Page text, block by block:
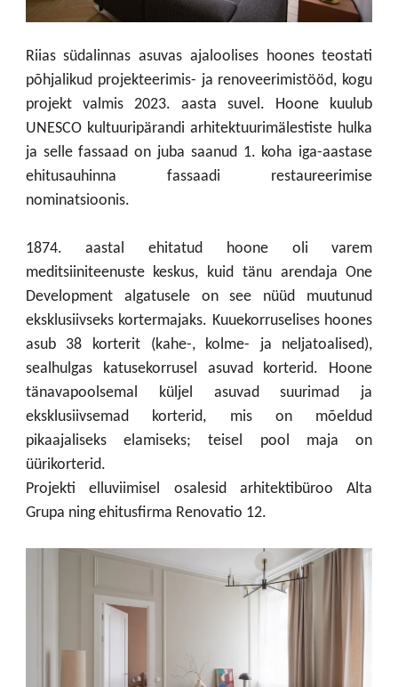
Riias südalinnas asuvas ajaloolises hoones teostati
põhjalikud projekteerimis- ja renoveerimistööd, kogu
projekt valmis 2023. aasta suvel. Hoone kuulub
UNESCO kultuuripärandi arhitektuurimälestiste hulka
ja selle fassaad on juba saanud 1. koha iga-aastase
ehitusauhinna fassaadi restaureerimise
nominatsioonis.
1874. aastal ehitatud hoone oli varem
meditsiiniteenuste keskus, kuid tänu arendaja One
Development algatusele on see nüüd muutunud
eksklusiivseks kortermajaks. Kuuekorruselises hoones
asub 38 korterit (kahe-, kolme- ja neljatoalised),
sealhulgas katusekorrusel asuvad korterid. Hoone
tänavapoolsemal küljel asuvad suurimad ja
eksklusiivsemad korterid, mis on mõeldud
pikaajaliseks elamiseks; teisel pool maja on
üürikorterid.
Projekti elluviimisel osalesid arhitektibüroo Alta
Grupa ning ehitusfirma Renovatio 12.